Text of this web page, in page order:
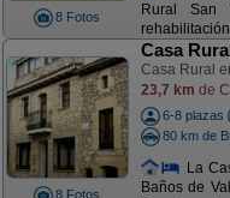
8 Fotos
Rural San
8 Fotos
Casa
Casa Rural
23,7 km de
6-8 plazas
80 km de
La
Baños de